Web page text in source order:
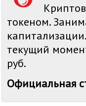
токеном.
текущий
руб.
Официальная